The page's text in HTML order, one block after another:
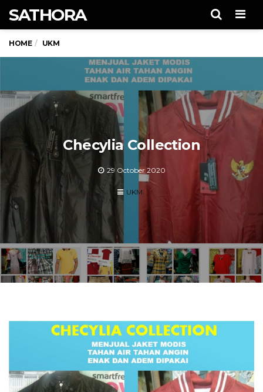
SATHORA
HOME UKM
Checylia Collection
29 October 2020
UKM